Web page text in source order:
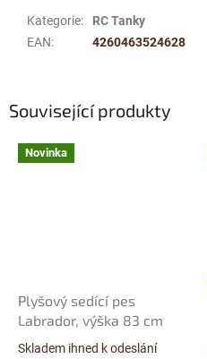
Související produkty
Novinka
Plyšový sedící pes
Labrador, výška 83 cm
Průměrné
Skladem ihned k odeslání
Kategorie:
RC Tanky
EAN: 4260463524628